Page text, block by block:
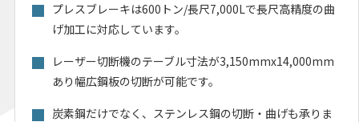
プレスブレーキは600トン/長尺7,000Lで長尺高精度の曲
げ加工に対応しています。
レーザー切断機のテーブル寸法が3,150mmx14,000mm
あり幅広鋼板の切断が可能です。
炭素鋼だけでなく、ステンレス鋼の切断・曲げも承りま